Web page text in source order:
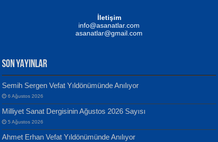
MUSTAFA KELOĞLU
Yarına İz Bırakmak...
Yılmaz Ekinci
Geceye Söylenen...
İletişim
info@asanatlar.com
asanatlar@gmail.com
SON YAYINLAR
Semih Sergen Vefat Yıldönümünde Anılıyor
6 Ağustos 2026
Milliyet Sanat Dergisinin Ağustos 2026 Sayısı
5 Ağustos 2026
Ahmet Erhan Vefat Yıldönümünde Anılıyor